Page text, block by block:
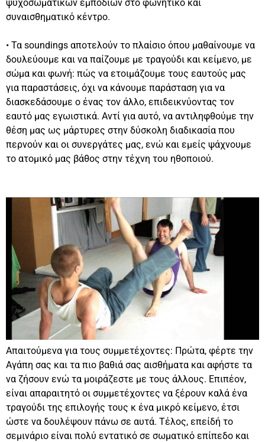
ψυχοσωματικών εμποδίων στο φωνητικό και
συναισθηματικό κέντρο.
• Τα soundings αποτελούν το πλαίσιο όπου μαθαίνουμε να
δουλεύουμε και να παίζουμε με τραγούδι και κείμενο, με
σώμα και φωνή: πώς να ετοιμάζουμε τους εαυτούς μας
για παραστάσεις, όχι να κάνουμε παράσταση για να
διασκεδάσουμε ο ένας τον άλλο, επιδεικνύοντας τον
εαυτό μας εγωιστικά. Αντί για αυτό, να αντιληφθούμε την
θέση μας ως μάρτυρες στην δύσκολη διαδικασία που
περνούν και οι συνεργάτες μας, ενώ και εμείς ψάχνουμε
το ατομικό μας βάθος στην τέχνη του ηθοποιού.
Απαιτούμενα για τους συμμετέχοντες: Πρώτα, φέρτε την
Αγάπη σας και τα πιο βαθιά σας αισθήματα και αφήστε τα
να ζήσουν ενώ τα μοιράζεστε με τους άλλους. Επιπέον,
είναι απαραιτητό οι συμμετέχοντες να ξέρουν καλά ένα
τραγούδι της επιλογής τους κ ένα μικρό κείμενο, έτσι
ώστε να δουλέψουν πάνω σε αυτά. Τέλος, επείδή το
σεμινάριο είναι πολύ εντατικό σε σωματικό επίπεδο και